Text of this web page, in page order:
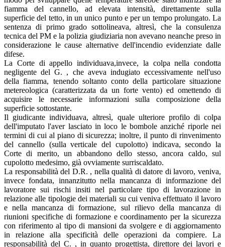
fiamma del cannello, ad elevata intensità, direttamente sulla
superficie del tetto, in un unico punto e per un tempo prolungato. La
sentenza di primo grado sottolineava, altresì, che la consulenza
tecnica del PM e la polizia giudiziaria non avevano neanche preso in
considerazione le cause alternative dell'incendio evidenziate dalle
difese.
La Corte di appello individuava,invece, la colpa nella condotta
negligente del G. , che aveva indugiato eccessivamente nell'uso
della fiamma, tenendo soltanto conto della particolare situazione
metereologica (caratterizzata da un forte vento) ed omettendo di
acquisire le necessarie informazioni sulla composizione della
superficie sottostante.
Il giudicante individuava, altresì, quale ulteriore profilo di colpa
dell'imputato l'aver lasciato in loco le bombole anziché riporle nei
termini di cui al piano di sicurezza; inoltre, il punto di rinvenimento
del cannello (sulla verticale del cupolotto) indicava, secondo la
Corte di merito, un abbandono dello stesso, ancora caldo, sul
cupolotto medesimo, già ovviamente surriscaldato.
La responsabilità del D.R. , nella qualità di datore di lavoro, veniva,
invece fondata, innanzitutto nella mancanza di informazione del
lavoratore sui rischi insiti nel particolare tipo di lavorazione in
relazione alle tipologie dei materiali su cui veniva effettuato il lavoro
e nella mancanza di formazione, sul rilievo della mancanza di
riunioni specifiche di formazione e coordinamento per la sicurezza
con riferimento al tipo di mansioni da svolgere e di aggiornamento
in relazione alla specificità delle operazioni da compiere. La
responsabilità del C. , in quanto progettista, direttore dei lavori e